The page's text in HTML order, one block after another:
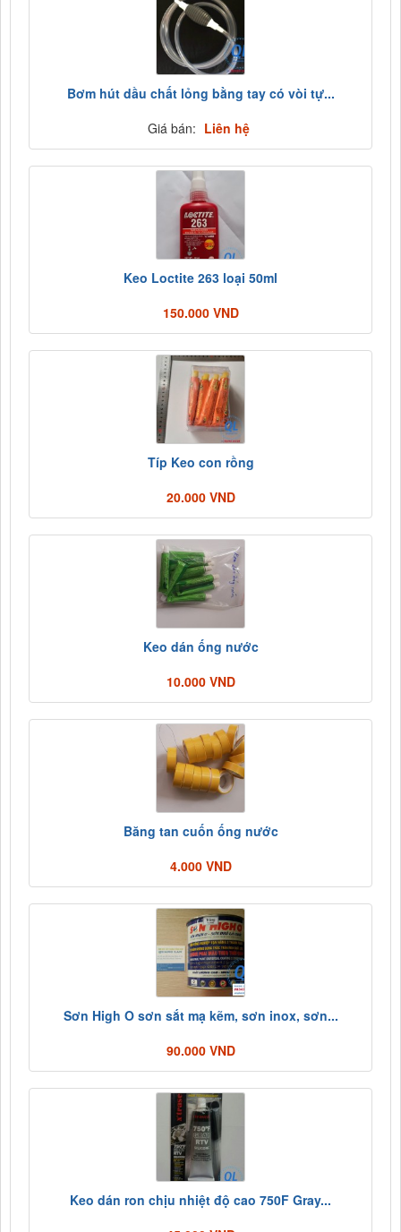
Bơm hút dầu chất lỏng bằng tay có vòi tự...
Giá bán: Liên hệ
Keo Loctite 263 loại 50ml
150.000 VND
Típ Keo con rồng
20.000 VND
Keo dán ống nước
10.000 VND
Băng tan cuốn ống nước
4.000 VND
Sơn High O sơn sắt mạ kẽm, sơn inox, sơn...
90.000 VND
Keo dán ron chịu nhiệt độ cao 750F Gray...